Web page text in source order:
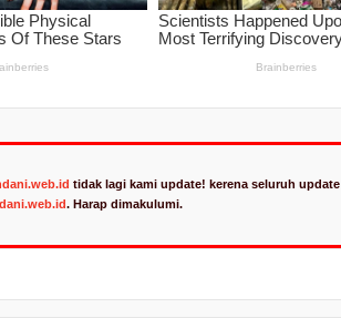
tidak lagi kami update! kerena seluruh update
. Harap dimakulumi.